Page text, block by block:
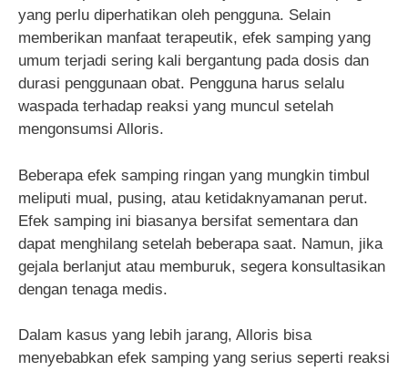
yang perlu diperhatikan oleh pengguna. Selain
memberikan manfaat terapeutik, efek samping yang
umum terjadi sering kali bergantung pada dosis dan
durasi penggunaan obat. Pengguna harus selalu
waspada terhadap reaksi yang muncul setelah
mengonsumsi Alloris.
Beberapa efek samping ringan yang mungkin timbul
meliputi mual, pusing, atau ketidaknyamanan perut.
Efek samping ini biasanya bersifat sementara dan
dapat menghilang setelah beberapa saat. Namun, jika
gejala berlanjut atau memburuk, segera konsultasikan
dengan tenaga medis.
Dalam kasus yang lebih jarang, Alloris bisa
menyebabkan efek samping yang serius seperti reaksi